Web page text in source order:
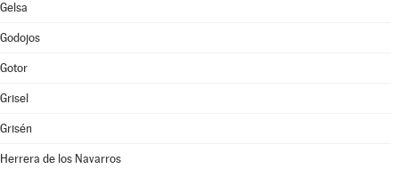
Gelsa
Godojos
Gotor
Grisel
Grisén
Herrera de los Navarros